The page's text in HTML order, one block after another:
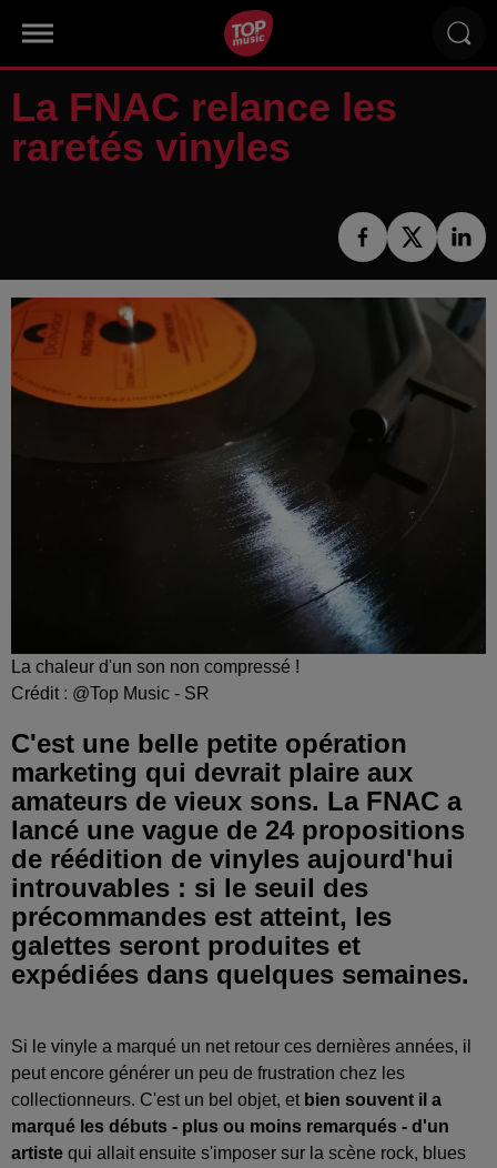
La FNAC relance les
raretés vinyles
La chaleur d'un son non compressé !
Crédit : @Top Music - SR
C'est une belle petite opération
marketing qui devrait plaire aux
amateurs de vieux sons. La FNAC a
lancé une vague de 24 propositions
de réédition de vinyles aujourd'hui
introuvables : si le seuil des
précommandes est atteint, les
galettes seront produites et
expédiées dans quelques semaines.
Si le vinyle a marqué un net retour ces dernières années, il
peut encore générer un peu de frustration chez les
collectionneurs. C'est un bel objet, et bien souvent il a
marqué les débuts - plus ou moins remarqués - d'un
artiste qui allait ensuite s'imposer sur la scène rock, blues